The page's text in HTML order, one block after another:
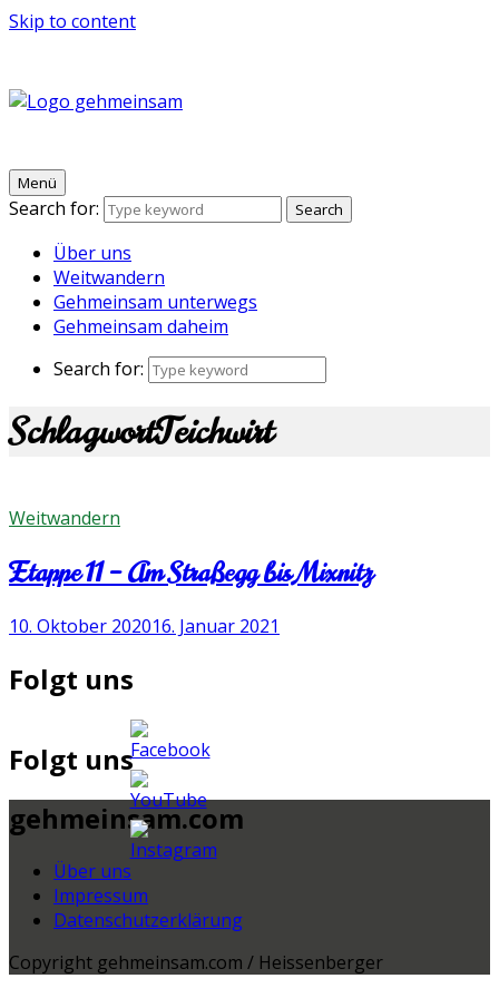
Skip to content
Draußen-sein
Menü
Search for: Search
Über uns
Weitwandern
Gehmeinsam unterwegs
Gehmeinsam daheim
Search for:
SchlagwortTeichwirt
Weitwandern
Etappe 11 – Am Straßegg bis Mixnitz
10. Oktober 202016. Januar 2021
Folgt uns
Folgt uns
gehmeinsam.com
Über uns
Impressum
Datenschutzerklärung
Copyright gehmeinsam.com / Heissenberger